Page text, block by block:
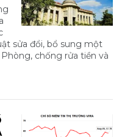
sửa đổi, bổ sung một
chống rửa tiền và